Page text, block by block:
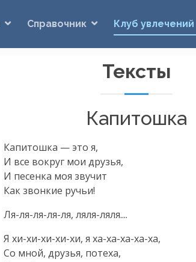
Справочник Клуб увлечений
Тексты
Капитошка
Капитошка — это я,
И все вокруг мои друзья,
И песенка моя звучит
Как звонкие ручьи!
Ля-ля-ля-ля-ля, ляля-ляля....
Я хи-хи-хи-хи-хи, я ха-ха-ха-ха-ха,
Со мной, друзья, потеха,